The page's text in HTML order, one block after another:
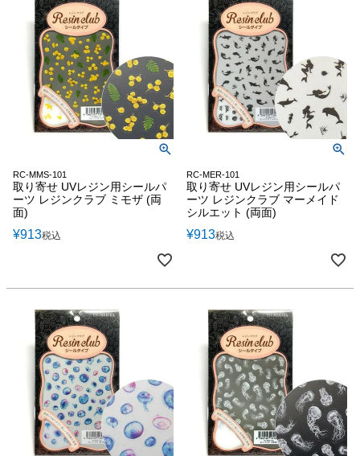
RC-MMS-101
取り寄せ UVレジン用シールパ
ーツ レジンクラブ ミモザ (両
面)
¥913税込
RC-MER-101
取り寄せ UVレジン用シールパ
ーツ レジンクラブ マーメイド
シルエット (両面)
¥913税込